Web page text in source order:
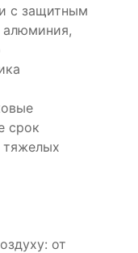
с защитным
алюминия,
срок
тяжелых
от